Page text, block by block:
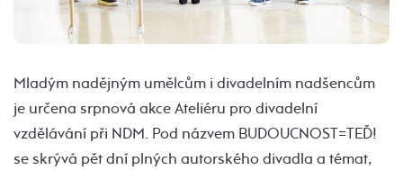
Mladým nadějným umělcům i divadelním nadšencům
je určena srpnová akce Ateliéru pro divadelní
vzdělávání při NDM. Pod názvem BUDOUCNOST=TEĎ!
se skrývá pět dní plných autorského divadla a témat,